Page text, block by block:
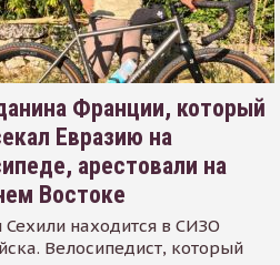
Франции, который
Евразию на
арестовали на
Востоке
Сехили находится в СИЗО
Велосипедист, который